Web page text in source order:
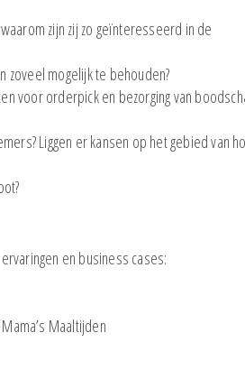
zijn zij zo geïnteresseerd in de
zoveel mogelijk te behouden?
voor orderpick en bezorging van
Liggen er kansen op het gebied van
en business cases:
Maaltijden